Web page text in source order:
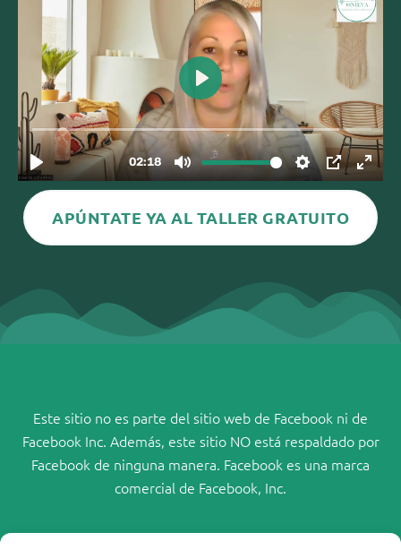
APÚNTATE YA AL TALLER GRATUITO
Este sitio no es parte del sitio web de Facebook ni de
Facebook Inc. Además, este sitio NO está respaldado por
Facebook de ninguna manera. Facebook es una marca
comercial de Facebook, Inc.